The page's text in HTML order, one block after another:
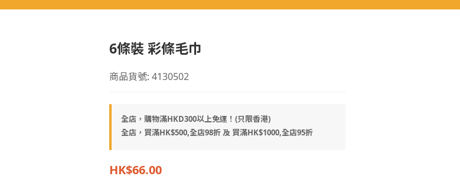
6條裝 彩條毛巾
商品貨號: 4130502
全店，購物滿HKD300以上免運！(只限香港)
全店，買滿HK$500,全店98折 及 買滿HK$1000,全店95折
HK$66.00